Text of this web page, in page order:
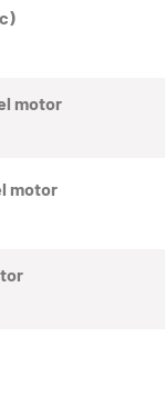
motor
motor